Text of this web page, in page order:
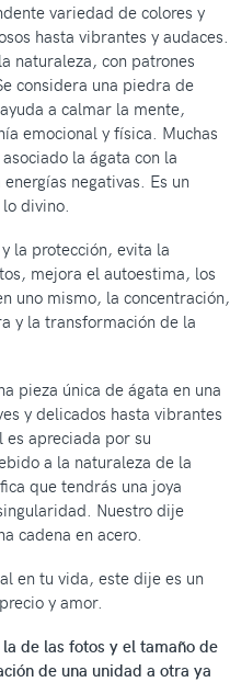
variedad de colores y
hasta vibrantes y audaces.
naturaleza, con patrones
considera una piedra de
a calmar la mente,
emocional y física. Muchas
la ágata con la
negativas. Es un
divino.
la protección, evita la
mejora el autoestima, los
uno mismo, la concentración,
y la transformación de la
pieza única de ágata en una
y delicados hasta vibrantes
apreciada por su
a la naturaleza de la
que tendrás una joya
Nuestro dije
cadena en acero.
en tu vida, este dije es un
y amor.
de las fotos y el tamaño de
de una unidad a otra ya